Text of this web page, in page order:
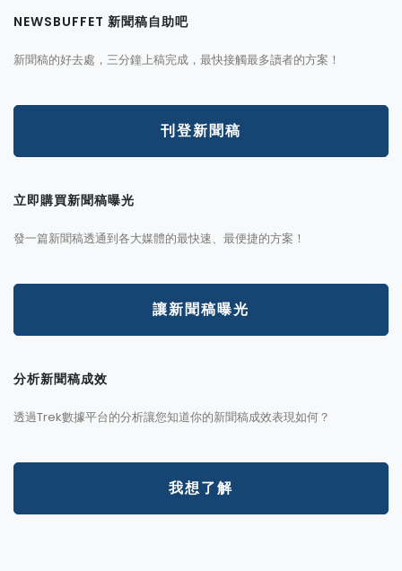
NEWSBUFFET 新聞稿自助吧
新聞稿的好去處，三分鐘上稿完成，最快接觸最多讀者的方案！
刊登新聞稿
立即購買新聞稿曝光
發一篇新聞稿透通到各大媒體的最快速、最便捷的方案！
讓新聞稿曝光
分析新聞稿成效
透過Trek數據平台的分析讓您知道你的新聞稿成效表現如何？
我想了解